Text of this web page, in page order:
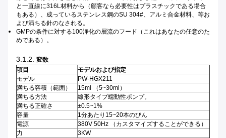
と一直線に316L材料から（顧客なら必要性はプラスチックである場合
もある）、成っているステンレス鋼のSU 304#、アルミ合金材料、等お
よび満ちる針のなされる。
GMPの条件に対する100浄化の層流のフード（これはあなたの任意のた
めである）。
3.1.2. 変数
項目
モデルおよび指定
モデル
PW-HGX211
満ちる容積（範囲）
15ml （5~30ml）
満ちる方法
線形タイプ蠕動性ポンプ。
満ちる正確さ
±0.5~1%
容量
1分あたり15~20本のびん
電源
380V 50Hz （カスタマイズすることができる）
力
3KW